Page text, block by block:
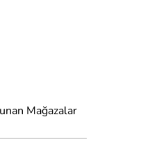
Mağazalar